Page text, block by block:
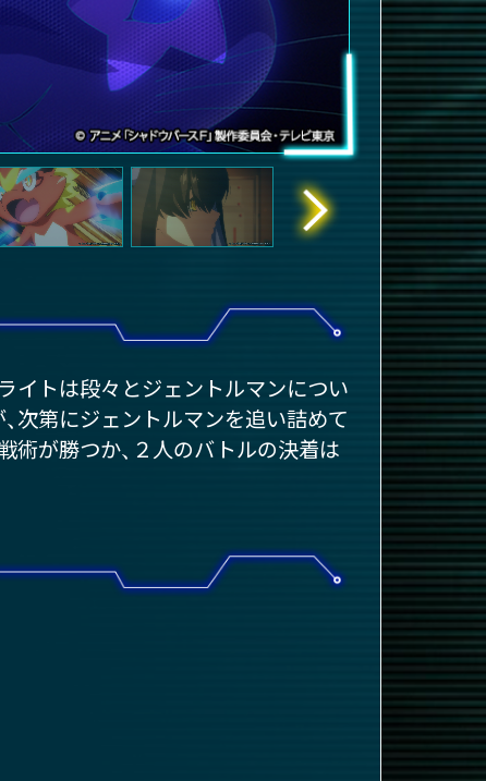
イトは段々とジェントルマンについ
次第にジェントルマンを追い詰めて
術が勝つか、２人のバトルの決着は